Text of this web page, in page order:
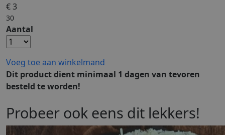
€ 3
30
Aantal
Voeg toe aan winkelmand
Dit product dient minimaal 1 dagen van tevoren
besteld te worden!
Probeer ook eens dit lekkers!